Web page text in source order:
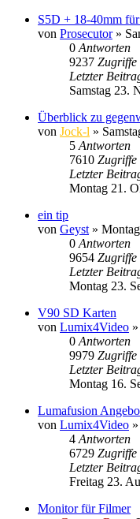
S5D + 18-40mm
von Prosecutor»
0 Antworten
9237 Zugriffe
Letzter
Samstag 23.
Überblick zu
von Jock-l »
5 Antworten
7610 Zugriffe
Letzter
Montag 21.
ein tip
von Geyst »
0 Antworten
9654 Zugriffe
Letzter
Montag 23.
V90 SD Karten
von Lumix4Video
0 Antworten
9979 Zugriffe
Letzter
Montag 16.
Lumafusion
von Lumix4Video
4 Antworten
6729 Zugriffe
Letzter
Freitag 23.
Monitor für Filmer